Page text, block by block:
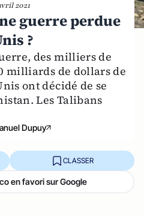
2021
guerre perdue
?
des milliers de
milliards de dollars de
ont décidé de se
Les Talibans
Dupuy
CLASSER
en favori sur Google